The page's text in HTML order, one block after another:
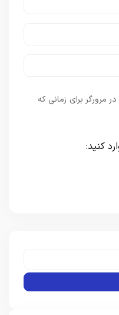
مرورگر برای زمانی که
کنید: